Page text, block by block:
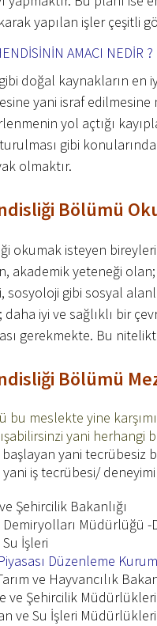
yapılan işler çeşitli
AMACI NEDİR ?
doğal kaynakların en
yani israf
yol açtığı
gibi
olmaktır.
Bölümü
okumak isteyen
akademik yeteneği
sosyoloji gibi sosyal
daha iyi ve sağlıklı bir
gerekmekte. Bu
Bölümü
bu meslekte yine
yani
yani tecrübesiz
yani iş tecrübesi/
Şehircilik Bakanlığı
Demiryolları Müdürlüğü -
İşleri
Düzenleme
ve Hayvancılık
ve Şehircilik Müdürlükleri
ve Su İşleri Müdürlükleri